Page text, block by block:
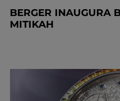
BERGER INAUGURA
MITIKAH